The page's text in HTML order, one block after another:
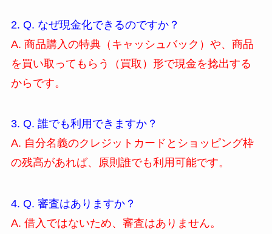
2. Q. なぜ現金化できるのですか？
A. 商品購入の特典（キャッシュバック）や、商品
を買い取ってもらう（買取）形で現金を捻出する
からです。
3. Q. 誰でも利用できますか？
A. 自分名義のクレジットカードとショッピング枠
の残高があれば、原則誰でも利用可能です。
4. Q. 審査はありますか？
A. 借入ではないため、審査はありません。